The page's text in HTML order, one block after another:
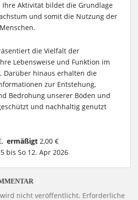
Aktivität bildet die Grundlage
und somit die Nutzung der
die Vielfalt der
Lebensweise und Funktion im
Darüber hinaus erhalten die
zur Entstehung,
Bedrohung unserer Böden und
und nachhaltig genutzt
ermäßigt 2,00 €
bis So 12. Apr 2026
nicht veröffentlicht. Erforderliche